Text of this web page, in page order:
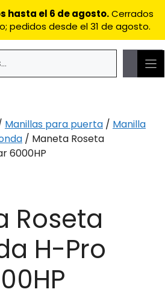
hasta el 6 de agosto.Cerrados
pedidos desde el 31 de agosto.
Manillas para puerta / Manilla
/ Maneta Roseta
6000HP
Roseta
H-Pro
Pro
Mar
6000HP
cantidad